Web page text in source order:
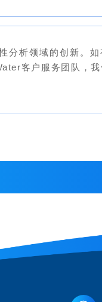
分析领域的创新。
客户服务团队，